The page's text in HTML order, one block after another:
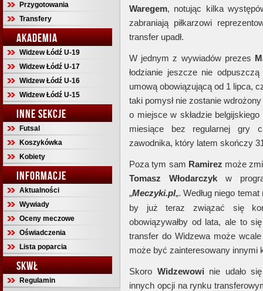
Przygotowania
Transfery
AKADEMIA
Widzew Łódź U-19
Widzew Łódź U-17
Widzew Łódź U-16
Widzew Łódź U-15
INNE SEKCJE
Futsal
Koszykówka
Kobiety
INFORMACJE
Aktualności
Wywiady
Oceny meczowe
Oświadczenia
Lista poparcia
SKWŁ
Regulamin
Waregem, notując kilka
zabraniają piłkarzowi
transfer upadł.
W jednym z wywiadów prezes
łodzianie jeszcze nie
umową obowiązującą od 1 lipca,
taki pomysł nie zostanie
o miejsce w składzie
miesiące bez regularnej gry
zawodnika, który latem skończy
Poza tym sam Ramirez może
Tomasz Włodarczyk w
„Meczyki.pl„. Według niego
by już teraz związać się
obowiązywałby od lata, ale to
transfer do Widzewa może
może być zainteresowany innymi
Skoro Widzewowi nie udało
innych opcji na rynku